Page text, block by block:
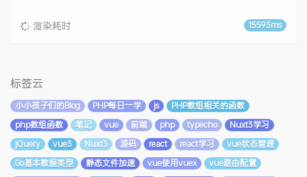
15593ms
渲染耗时
标签云
小小孩子们的Blog PHP每日一学 js
PHP数组相关的函数
php数组函数
笔记 vue 前端 php typecho
Nuxt3学习
jQuery
vue3 Nuxt3 源码 react react学习
vue状态管理
Go基本数据类型
静态文件加速 vue使用vuex
vue路由配置